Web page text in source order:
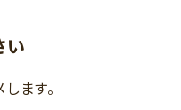
い
ます。